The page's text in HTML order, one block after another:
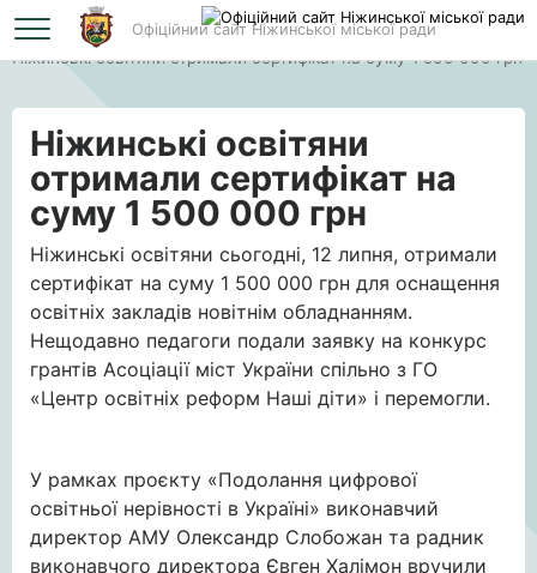
Офіційний сайт Ніжинської міської ради
Головна
Ніжинські освітяни отримали сертифікат на суму 1 500 000 грн
Ніжинські освітяни
отримали сертифікат на
суму 1 500 000 грн
Ніжинські освітяни сьогодні, 12 липня, отримали
сертифікат на суму 1 500 000 грн для оснащення
освітніх закладів новітнім обладнанням.
Нещодавно педагоги подали заявку на конкурс
грантів Асоціації міст України спільно з ГО
«Центр освітніх реформ Наші діти» і перемогли.
У рамках проєкту «Подолання цифрової
освітньої нерівності в Україні» виконавчий
директор АМУ Олександр Слобожан та радник
виконавчого директора Євген Халімон вручили